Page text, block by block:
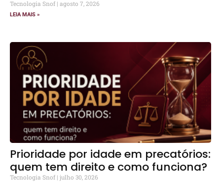
Tecnologia Snof agosto 7, 2026
LEIA MAIS »
Prioridade por idade em precatórios:
quem tem direito e como funciona?
Tecnologia Snof julho 30, 2026